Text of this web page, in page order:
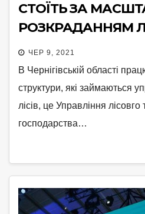
СТОЇТЬ ЗА
РОЗКРАДАННЯМ
ЧЕРНІГІВЩИНИ
ЧЕР 9, 2021
В Чернігівській області
структури, які займаються
лісів, це Управління
господарства…